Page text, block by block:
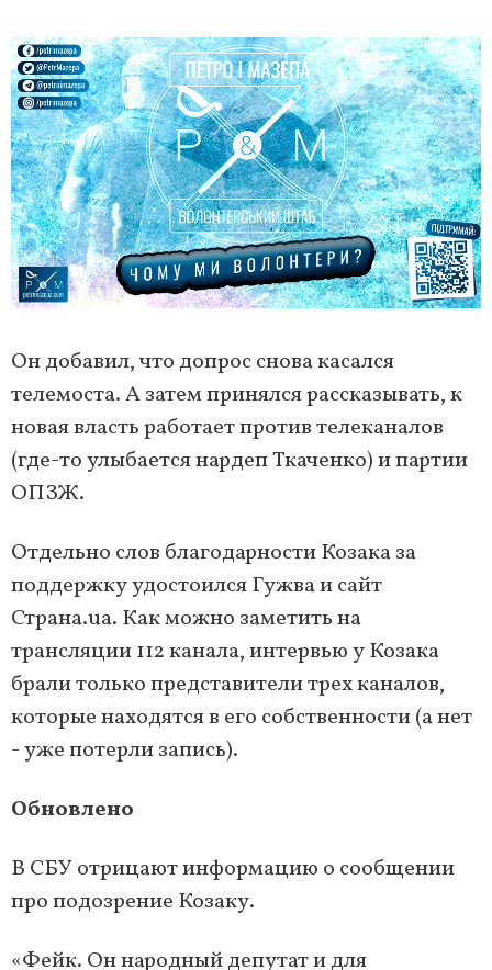
Он добавил, что допрос снова касался
телемоста. А затем принялся рассказывать, к
новая власть работает против телеканалов
(где-то улыбается нардеп Ткаченко) и партии
ОПЗЖ.
Отдельно слов благодарности Козака за
поддержку удостоился Гужва и сайт
Страна.ua. Как можно заметить на
трансляции 112 канала, интервью у Козака
брали только представители трех каналов,
которые находятся в его собственности (а нет
- уже потерли запись).
Обновлено
В СБУ отрицают информацию о сообщении
про подозрение Козаку.
«Фейк. Он народный депутат и для